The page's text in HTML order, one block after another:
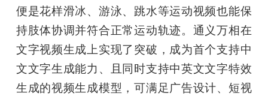
便是花样滑冰、游泳、跳水等运动视频也能保
持肢体协调并符合正常运动轨迹。通义万相在
文字视频生成上实现了突破，成为首个支持中
文文字生成能力、且同时支持中英文文字特效
生成的视频生成模型，可满足广告设计、短视